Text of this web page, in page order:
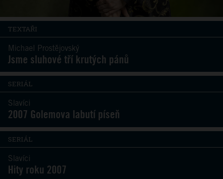
TEXTAŘI
Michael Prostějovský
Jsme sluhové tří krutých pánů
SERIÁL
Slavíci
2007 Golemova labutí píseň
SERIÁL
Slavíci
Hity roku 2007